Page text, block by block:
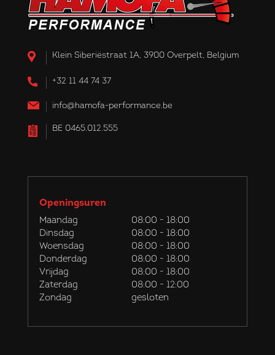
Klein Siberiëstraat 1A, 3900 Overpelt, Belgium
+32 11 44 74 37
info@hamofa-performance.be
BE 0465.012.555
Openingsuren
Maandag
08:00 - 18:00
Dinsdag
08:00 - 18:00
Woensdag
08:00 - 18:00
Donderdag
08:00 - 18:00
Vrijdag
08:00 - 18:00
Zaterdag
08:00 - 12:00
Zondag
gesloten